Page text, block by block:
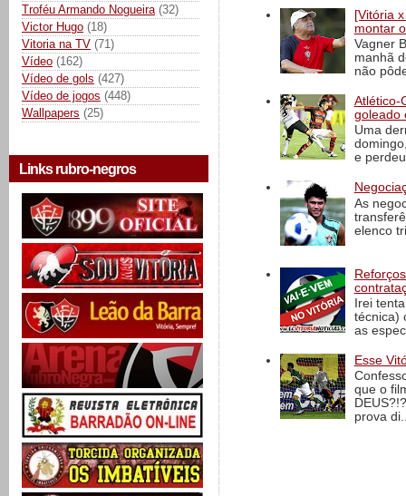
Troféu Armando Nogueira (32)
Victor Hugo (18)
Vitoria na TV (71)
Vídeo (162)
Vídeo de gols (427)
Vídeo de jogos (448)
Wallpapers (25)
Links rubro-negros
[Vitória
montar
Vagner
manhã
não
Atlético-
goleado
Uma
e
As
elenco
Irei
técnica)
as
Esse
que o
prova